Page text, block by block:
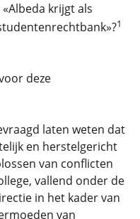
krijgt als
1
deze
laten weten dat
en herstelgericht
van conflicten
vallend onder de
in het kader van
van